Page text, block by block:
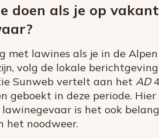
doen als je op
met lawines als je in de
volg de lokale
Sunweb vertelt aan het AD
geboekt in deze periode.
lawinegevaar is het ook
het noodweer.